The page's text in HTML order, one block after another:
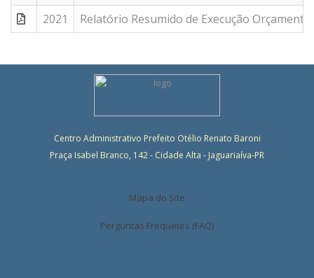
2021
Relatório Resumido de Execução
Centro Administrativo Prefeito Otélio Renato Baroni
Praça Isabel Branco, 142 - Cidade Alta - Jaguariaíva-PR
Mapa do Site
Perguntas Frequetes (FAQ)